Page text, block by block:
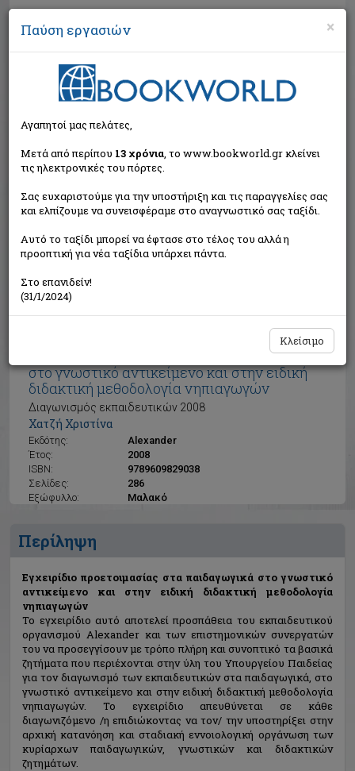
Αναζήτηση
Εγχειρίδιο προετοιμασίας στα παιδαγωγικά
στο γνωστικό αντικείμενο και στην ειδική
διδακτική μεθοδολογία νηπιαγωγών
Διαγωνισμός εκπαιδευτικών 2008
Χατζή Χριστίνα
Εκδότης:
Alexander
Έτος:
2008
ISBN:
9789609829038
Σελίδες:
286
Εξώφυλλο:
Μαλακό
Η τιμή μας:€33,69
Δεν υπάρχει δυνατότητα παραγγελίας
Περίληψη
Εγχειρίδιο προετοιμασίας στα παιδαγωγικά στο γνωστικό
αντικείμενο και στην ειδική διδακτική μεθοδολογία
νηπιαγωγών
Το εγχειρίδιο αυτό αποτελεί προσπάθεια του εκπαιδευτικού
οργανισμού Alexander και των επιστημονικών συνεργατών
του να προσεγγίσουν με τρόπο πλήρη και συνοπτικό τα βασικά
ζητήματα που περιέχονται στην ύλη του Υπουργείου Παιδείας
για τον διαγωνισμό των εκπαιδευτικών στα παιδαγωγικά, στο
γνωστικό αντικείμενο και στην ειδική διδακτική μεθοδολογία
νηπιαγωγών. Το εγχειρίδιο απευθύνεται σε κάθε
διαγωνιζόμενο /η επιδιώκοντας να τον/ την υποστηρίξει στην
αρχική κατανόηση και σταδιακή εννοιολογική οργάνωση των
κυρίαρχων παιδαγωγικών, γνωστικών και διδακτικών
ζητημάτων.
×
Παύση εργασιών
Αγαπητοί μας πελάτες,
Μετά από περίπου 13 χρόνια, το www.bookworld.gr κλείνει
τις ηλεκτρονικές του πόρτες.
Σας ευχαριστούμε για την υποστήριξη και τις παραγγελίες σας
και ελπίζουμε να συνεισφέραμε στο αναγνωστικό σας ταξίδι.
Αυτό το ταξίδι μπορεί να έφτασε στο τέλος του αλλά η
προοπτική για νέα ταξίδια υπάρχει πάντα.
Στο επανιδείν!
(31/1/2024)
Κλείσιμο